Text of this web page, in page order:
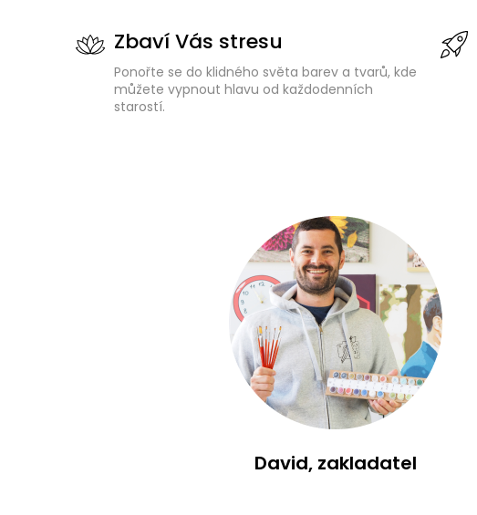
Zbaví Vás stresu
Ponořte se do klidného světa barev a tvarů, kde
můžete vypnout hlavu od každodenních
starostí.
David, zakladatel